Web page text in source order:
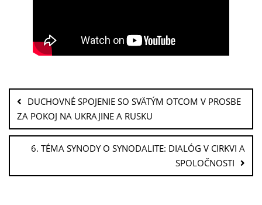
DUCHOVNÉ SPOJENIE SO SVÄTÝM OTCOM V PROSBE
ZA POKOJ NA UKRAJINE A RUSKU
6. TÉMA SYNODY O SYNODALITE: DIALÓG V CIRKVI A
SPOLOČNOSTI